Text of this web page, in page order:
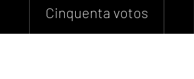
Cinquenta votos